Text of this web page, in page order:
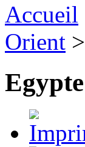
Accueil
Orient >
Egypte